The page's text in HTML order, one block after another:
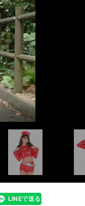
LINEで送る